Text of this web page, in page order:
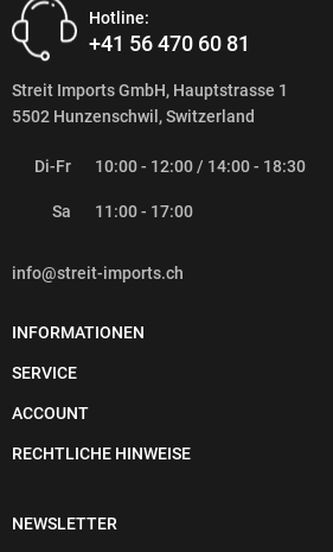
Hotline:
+41 56 470 60 81
Streit Imports GmbH, Hauptstrasse 1
5502 Hunzenschwil, Switzerland
Di-Fr 10:00 - 12:00 / 14:00 - 18:30
Sa 11:00 - 17:00
info@streit-imports.ch
INFORMATIONEN
SERVICE
ACCOUNT
RECHTLICHE HINWEISE
NEWSLETTER